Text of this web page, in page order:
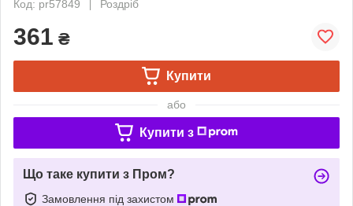
Код: pr57849
Роздріб
361 ₴
Купити
або
Купити з
Що таке купити з Пром?
Замовлення під захистом